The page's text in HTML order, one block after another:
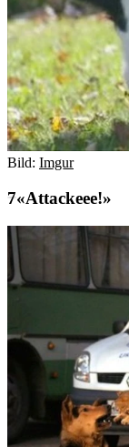
Bild: Imgur
«Attackeee!»